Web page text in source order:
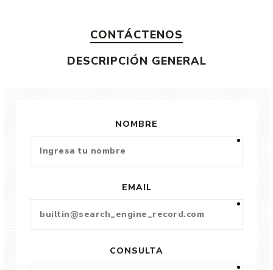
CONTÁCTENOS
DESCRIPCIÓN GENERAL
NOMBRE
EMAIL
CONSULTA